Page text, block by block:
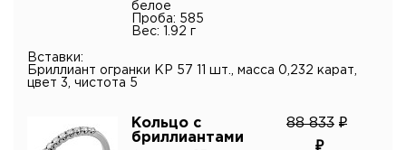
белое
Проба: 585
Вес: 1.92 г
Вставки:
Бриллиант огранки КР 57 11 шт., масса 0,232 карат,
цвет 3, чистота 5
Кольцо с
бриллиантами
88 833